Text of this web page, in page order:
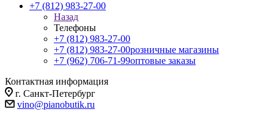
+7 (812) 983-27-00
Назад
Телефоны
+7 (812) 983-27-00
+7 (812) 983-27-00розничные магазины
+7 (962) 706-71-99оптовые заказы
Контактная информация
г. Санкт-Петербург
vino@pianobutik.ru